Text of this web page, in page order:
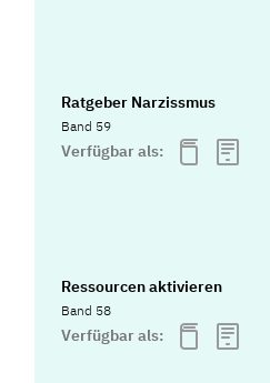
Ratgeber Narzissmus
Band 59
Verfügbar als:
Ressourcen aktivieren
Band 58
Verfügbar als: